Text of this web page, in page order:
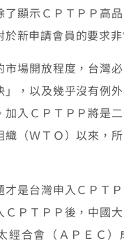
了顯示ＣＰＴＰＰ高
於新申請會員的要求非
場開放程度，台灣必
」，以及幾乎沒有例
加入ＣＰＴＰＰ將是
織（ＷＴＯ）以來，
是台灣申入ＣＰＴＰ
ＣＰＴＰＰ後，中國
經合會（ＡＰＥＣ